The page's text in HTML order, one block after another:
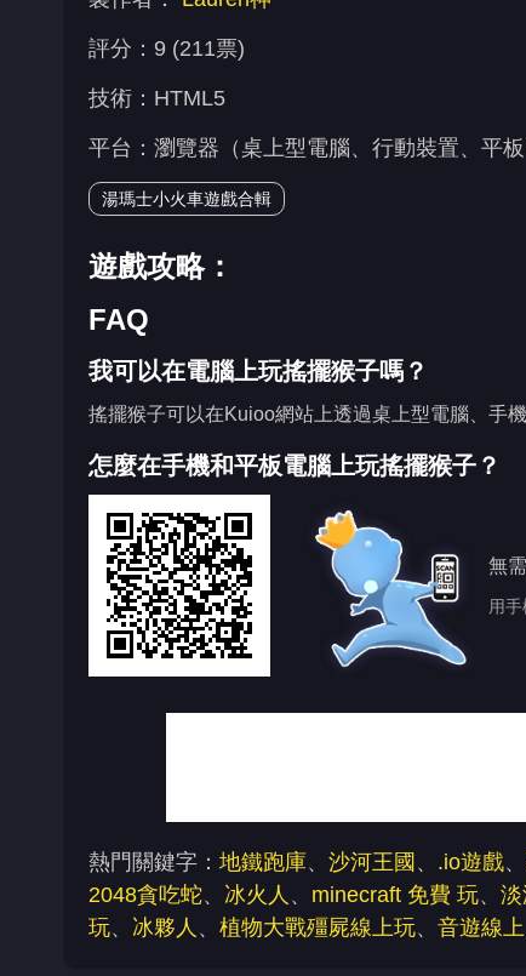
評分：9 (211票)
技術：HTML5
平台：瀏覽器（桌上型電腦、行動裝置、平
湯瑪士小火車遊戲合輯
遊戲攻略：
FAQ
我可以在電腦上玩搖擺猴子嗎？
搖擺猴子可以在Kuioo網站上透過桌上型電腦、手
怎麼在手機和平板電腦上玩搖擺猴子？
無
用
熱門關鍵字： 地鐵跑庫、 沙河王國 、 .io遊戲、
2048貪吃蛇、 冰火人 、 minecraft 免費 玩、
玩、 冰夥人 、 植物大戰殭屍線上玩、 音遊線上